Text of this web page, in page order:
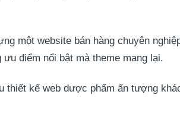
một website bán hàng chuyên
điểm nổi bật mà theme mang lại.
thiết kế web dược phẩm ấn tượng